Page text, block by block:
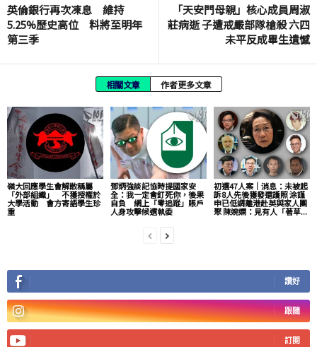
英倫銀行再次凍息 維持
5.25%歷史高位 料將至明年
第三季
「天安門母親」核心成員周淑
莊病逝 子遭戒嚴部隊槍殺 六四
未平反成畢生遺憾
相關文章 作者更多文章
嶺大回應學生會解散稱屬
「外部組織」 不獲授權於
大學活動 會方寄語學生珍
重
鄧炳強談記協時提國家安
全：我一定會釘死你，後果
自負 網上「零追蹤」賬戶
人身攻擊候選執委
初選47人案｜消息：未被起
訴8人先後獲發還護照 涂謹
申已低調離港赴英與家人團
聚 陳婉嫻：見有人「著草...
讚好
跟隨
訂閱